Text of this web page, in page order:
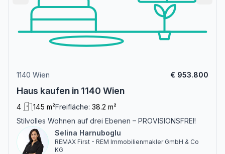
1140 Wien € 953.800
Haus kaufen in 1140 Wien
4 145 m²Freifläche: 38.2 m²
Stilvolles Wohnen auf drei Ebenen – PROVISIONSFREI!
Selina Harnuboglu
REMAX First - REM Immobilienmakler GmbH & Co
KG